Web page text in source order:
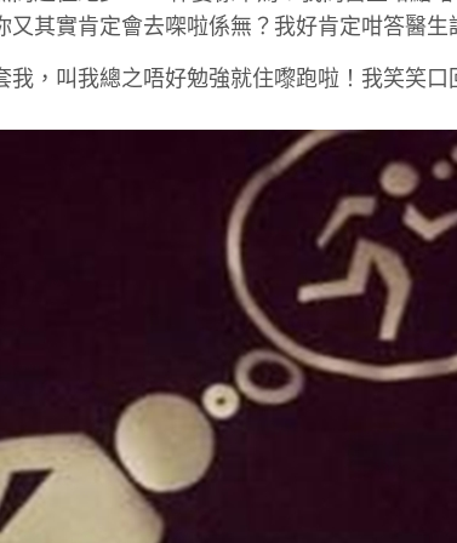
其實肯定會去㗎啦係無？我好肯定咁答醫生
，叫我總之唔好勉強就住嚟跑啦！我笑笑口